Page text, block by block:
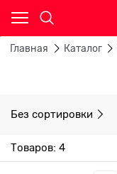
Главная Каталог
Без сортировки
Товаров: 4